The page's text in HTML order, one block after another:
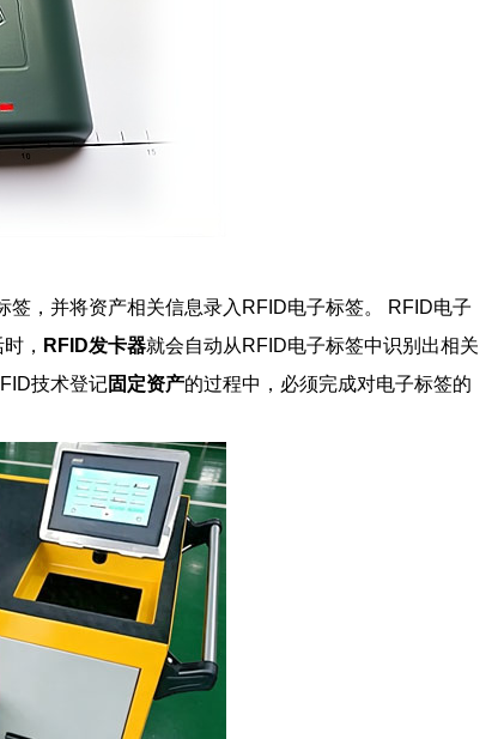
，并将资产相关信息录入RFID电子标签。 RFID电子
， RFID发卡器就会自动从RFID电子标签中识别出相关
技术登记固定资产的过程中，必须完成对电子标签的